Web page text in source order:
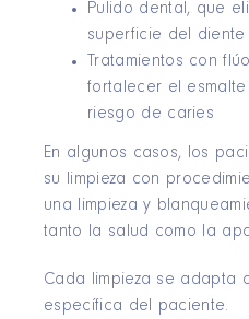
Pulido dental, que
superficie del diente
Tratamientos con
fortalecer el
riesgo de caries
En algunos casos, los
su limpieza con
una limpieza y
tanto la salud como la
Cada limpieza se adapta
específica del paciente.